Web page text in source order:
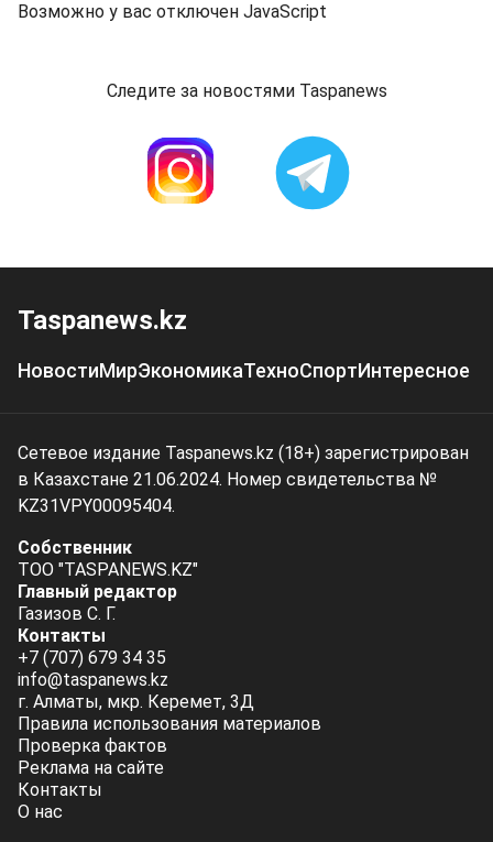
Возможно у вас отключен JavaScript
Следите за новостями Taspanews
Taspanews.kz
НовостиМирЭкономикаТехноСпортИнтересное
Сетевое издание Taspanews.kz (18+) зарегистрирован
в Казахстане 21.06.2024. Номер свидетельства №
KZ31VPY00095404.
Собственник
ТОО "TASPANEWS.KZ"
Главный редактор
Газизов С. Г.
Контакты
+7 (707) 679 34 35
info@taspanews.kz
г. Алматы, мкр. Керемет, 3Д
Правила использования материалов
Проверка фактов
Реклама на сайте
Контакты
О нас